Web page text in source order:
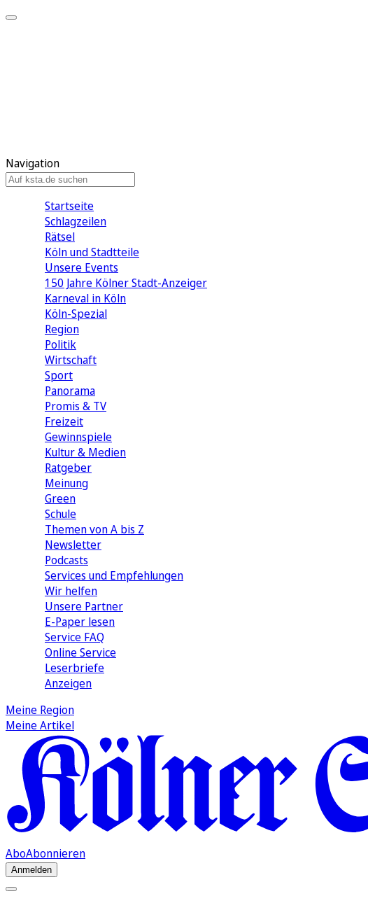
Navigation
Startseite
Schlagzeilen
Rätsel
Köln und Stadtteile
Unsere Events
150 Jahre Kölner Stadt-Anzeiger
Karneval in Köln
Köln-Spezial
Region
Politik
Wirtschaft
Sport
Panorama
Promis & TV
Freizeit
Gewinnspiele
Kultur & Medien
Ratgeber
Meinung
Green
Schule
Themen von A bis Z
Newsletter
Podcasts
Services und Empfehlungen
Wir helfen
Unsere Partner
E-Paper lesen
Service FAQ
Online Service
Leserbriefe
Anzeigen
Meine Region
Meine Artikel
AboAbonnieren
Anmelden